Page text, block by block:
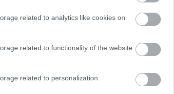
related to analytics like cookies on
related to functionality of the website
related to personalization.
αύξηση στα 1.000 ευρώ από το 2027
Δημόσιο - Στις 1.102 οι αιτήσεις